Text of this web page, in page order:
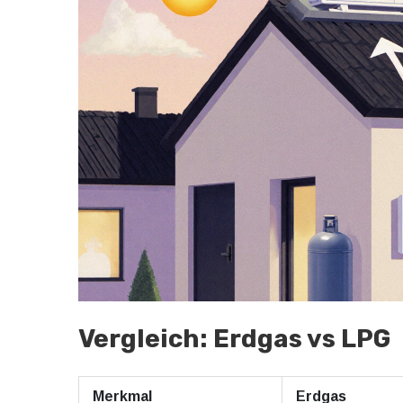
Vergleich: Erdgas vs LPG
Merkmal Erdgas